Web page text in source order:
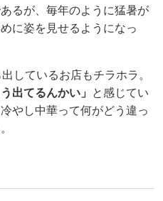
るが、毎年のように猛暑が
に姿を見せるようになっ
しているお店もチラホラ。
う出てるんかい」
と感じてい
やし中華って何がどう違っ